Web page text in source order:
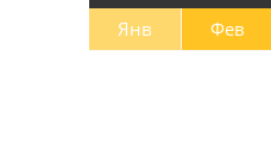
Янв Фев